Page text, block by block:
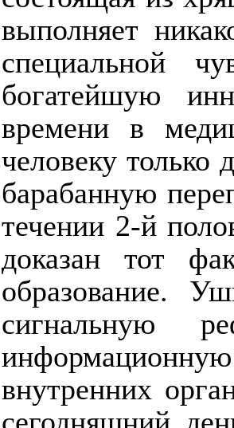
выполняет
специальной
богатейшую
времени в
человеку только
барабанную
течении 2-й
доказан тот
образование.
сигнальную
внутренних